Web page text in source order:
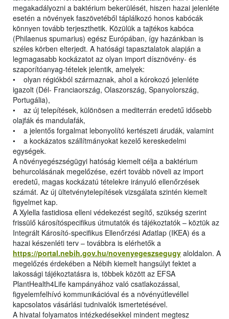
megakadályozni a baktérium bekerülését, hiszen hazai jelenléte
esetén a növények faszövetéből táplálkozó honos kabócák
könnyen tovább terjeszthetik. Közülük a tajtékos kabóca
(Philaenus spumarius) egész Európában, így hazánkban is
széles körben elterjedt. A hatósági tapasztalatok alapján a
legmagasabb kockázatot az olyan import dísznövény- és
szaporítóanyag-tételek jelentik, amelyek:
• olyan régiókból származnak, ahol a kórokozó jelenléte
igazolt (Dél- Franciaország, Olaszország, Spanyolország,
Portugália),
• az új telepítések, különösen a mediterrán eredetű idősebb
olajfák és mandulafák,
• a jelentős forgalmat lebonyolító kertészeti árudák, valamint
• a kockázatos szállítmányokat kezelő kereskedelmi
egységek.
A növényegészségügyi hatóság kiemelt célja a baktérium
behurcolásának megelőzése, ezért tovább növeli az import
eredetű, magas kockázatú tételekre irányuló ellenőrzések
számát. Az új ültetvénytelepítések vizsgálata szintén kiemelt
figyelmet kap.
A Xylella fastidiosa elleni védekezést segítő, szükség szerint
frissülő károsítóspecifikus útmutatók és tájékoztatók – köztük az
Integrált Károsító-specifikus Ellenőrzési Adatlap (IKEA) és a
hazai készenléti terv – továbbra is elérhetők a
https://portal.nebih.gov.hu/novenyegeszsegugy aloldalon. A
megelőzés érdekében a Nébih kiemelt hangsúlyt fektet a
lakossági tájékoztatásra is, többek között az EFSA
PlantHealth4Life kampányához való csatlakozással,
figyelemfelhívó kommunikációval és a növényútlevéllel
kapcsolatos vásárlási tudnivalók ismertetésével.
A hivatal folyamatos intézkedésekkel mindent megtesz